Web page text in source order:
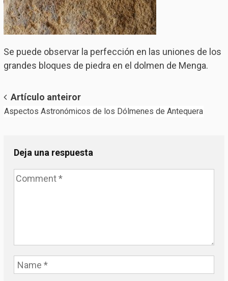
Se puede observar la perfección en las uniones de los
grandes bloques de piedra en el dolmen de Menga.
Post
navigation
Artículo anteiror
Aspectos Astronómicos de los Dólmenes de Antequera
Deja una respuesta